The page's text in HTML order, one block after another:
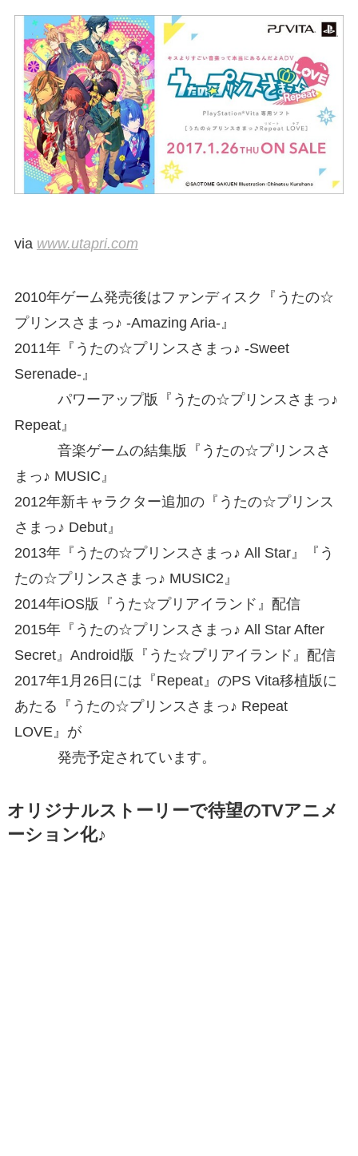
via www.utapri.com
2010年ゲーム発売後はファンディスク『うたの☆
プリンスさまっ♪ -Amazing Aria-』
2011年『うたの☆プリンスさまっ♪ -Sweet
Serenade-』
パワーアップ版『うたの☆プリンスさまっ♪
Repeat』
音楽ゲームの結集版『うたの☆プリンスさ
まっ♪ MUSIC』
2012年新キャラクター追加の『うたの☆プリンス
さまっ♪ Debut』
2013年『うたの☆プリンスさまっ♪ All Star』『う
たの☆プリンスさまっ♪ MUSIC2』
2014年iOS版『うた☆プリアイランド』配信
2015年『うたの☆プリンスさまっ♪ All Star After
Secret』Android版『うた☆プリアイランド』配信
2017年1月26日には『Repeat』のPS Vita移植版に
あたる『うたの☆プリンスさまっ♪ Repeat
LOVE』が
発売予定されています。
オリジナルストーリーで待望のTVアニメ
ーション化♪